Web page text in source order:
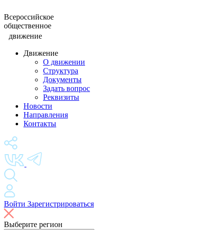
Всероссийское
общественное
движение
Движение
О движении
Структура
Документы
Задать вопрос
Реквизиты
Новости
Направления
Контакты
Войти Зарегистрироваться
Выберите регион